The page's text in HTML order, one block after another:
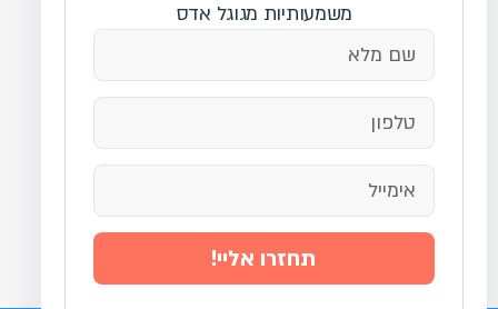
משמעותיות מגוגל אדס
תחזרו אליי!